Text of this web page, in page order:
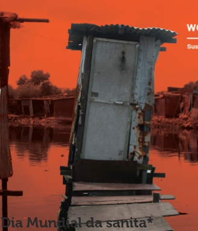
Dia Mundial da sanita*